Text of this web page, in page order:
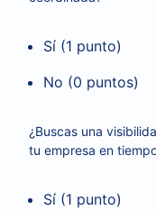
Sí (1 punto)
No (0 puntos)
¿Buscas una
tu empresa en
Sí (1 punto)